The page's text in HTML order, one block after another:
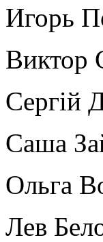
Игорь
Виктор
Сергій
Саша
Ольга
Лев